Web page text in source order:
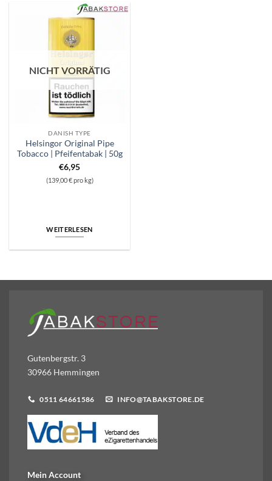
NICHT VORRÄTIG
DANISH TYPE
Helsingor Original Pipe
Tobacco | Pfeifentabak | 50g
€6,95
(139,00 € pro kg)
WEITERLESEN
Gutenbergstr. 3
30966 Hemmingen
0511 64661586 INFO@TABAKSTORE.DE
Mein Account